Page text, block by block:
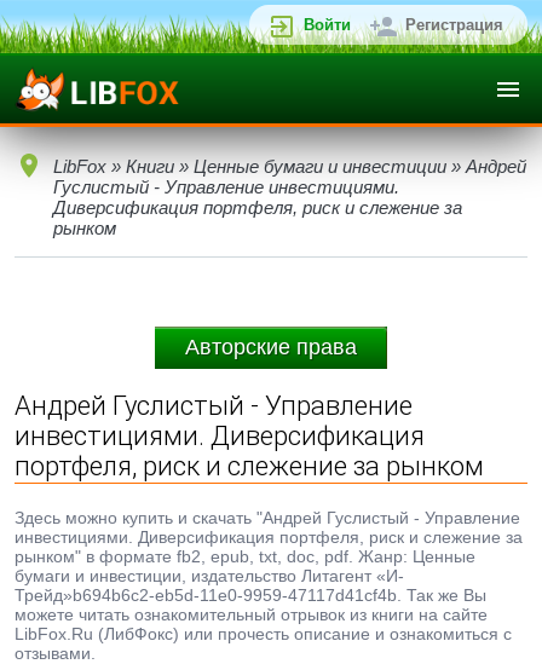
Войти Регистрация
LibFox » Книги » Ценные бумаги и инвестиции » Андрей
Гуслистый - Управление инвестициями.
Диверсификация портфеля, риск и слежение за
рынком
Авторские права
Андрей Гуслистый - Управление
инвестициями. Диверсификация
портфеля, риск и слежение за рынком
Здесь можно купить и скачать "Андрей Гуслистый - Управление
инвестициями. Диверсификация портфеля, риск и слежение за
рынком" в формате fb2, epub, txt, doc, pdf. Жанр: Ценные
бумаги и инвестиции, издательство Литагент «И-
Трейд»b694b6c2-eb5d-11e0-9959-47117d41cf4b. Так же Вы
можете читать ознакомительный отрывок из книги на сайте
LibFox.Ru (ЛибФокс) или прочесть описание и ознакомиться с
отзывами.